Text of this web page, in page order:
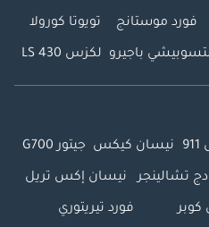
فورد موستانج تويوتا كورولا
باجيرو لكزس LS 430
نيسان كيكس جيتور G700
تشالينجر نيسان إكس تريل
كوبر فورد تيريتوري